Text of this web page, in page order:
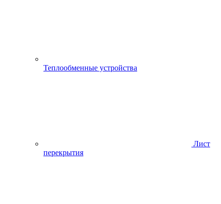
Теплообменные устройства
Лист
перекрытия